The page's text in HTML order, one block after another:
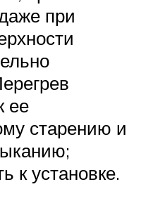
при
ее
старению и
к установке.